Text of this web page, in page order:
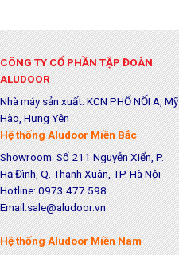
CÔNG TY CỔ PHẦN TẬP ĐOÀN
ALUDOOR
Nhà máy sản xuất: KCN PHỐ NỐI A, Mỹ
Hào, Hưng Yên
Hệ thống Aludoor Miền Bắc
Showroom: Số 211 Nguyễn Xiển, P.
Hạ Đình, Q. Thanh Xuân, TP. Hà Nội
Hotline: 0973.477.598
Email:sale@aludoor.vn
Hệ thống Aludoor Miền Nam